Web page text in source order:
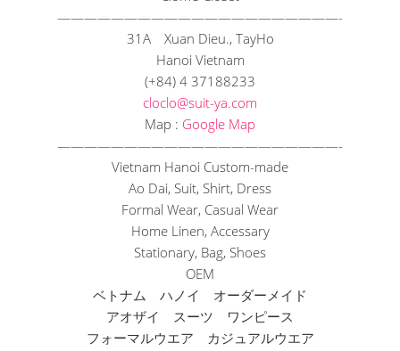
—————————————————————-
31A Xuan Dieu., TayHo
Hanoi Vietnam
(+84) 4 37188233
cloclo@suit-ya.com
Map : Google Map
—————————————————————-
Vietnam Hanoi Custom-made
Ao Dai, Suit, Shirt, Dress
Formal Wear, Casual Wear
Home Linen, Accessary
Stationary, Bag, Shoes
OEM
ベトナム ハノイ オーダーメイド
アオザイ スーツ ワンピース
フォーマルウエア カジュアルウエア